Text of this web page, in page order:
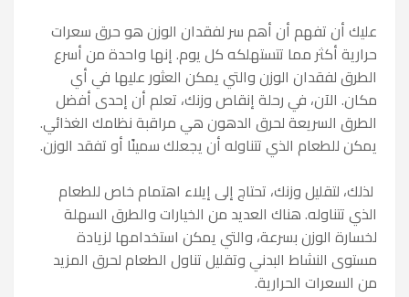
عليك أن تفهم أن أهم سر لفقدان الوزن هو حرق سعرات
حرارية أكثر مما تتستهلكه كل يوم. إنها واحدة من أسرع
الطرق لفقدان الوزن والتي يمكن العثور عليها في أي
مكان. الآن، في رحلة إنقاص وزنك، تعلم أن إحدى أفضل
الطرق السريعة لحرق الدهون هي مراقبة نظامك الغذائي.
يمكن للطعام الذي تتناوله أن يجعلك سمينًا أو تفقد الوزن.
لذلك، لتقليل وزنك، تحتاج إلى إيلاء اهتمام خاص للطعام
الذي تتناوله. هناك العديد من الخيارات والطرق السهلة
لخسارة الوزن بسرعة، والتي يمكن استخدامها لزيادة
مستوى النشاط البدني وتقليل تناول الطعام لحرق المزيد
من السعرات الحرارية.